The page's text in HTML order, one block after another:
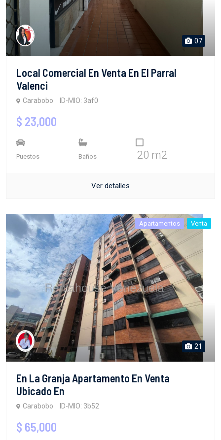
07
Local Comercial En Venta En El Parral
Valenci
Carabobo ID-MIO: 3af0
$ 23,000
Puestos Baños 20 m2
Ver detalles
Apartamentos Venta
21
En La Granja Apartamento En Venta
Ubicado En
Carabobo ID-MIO: 3b52
$ 65,000